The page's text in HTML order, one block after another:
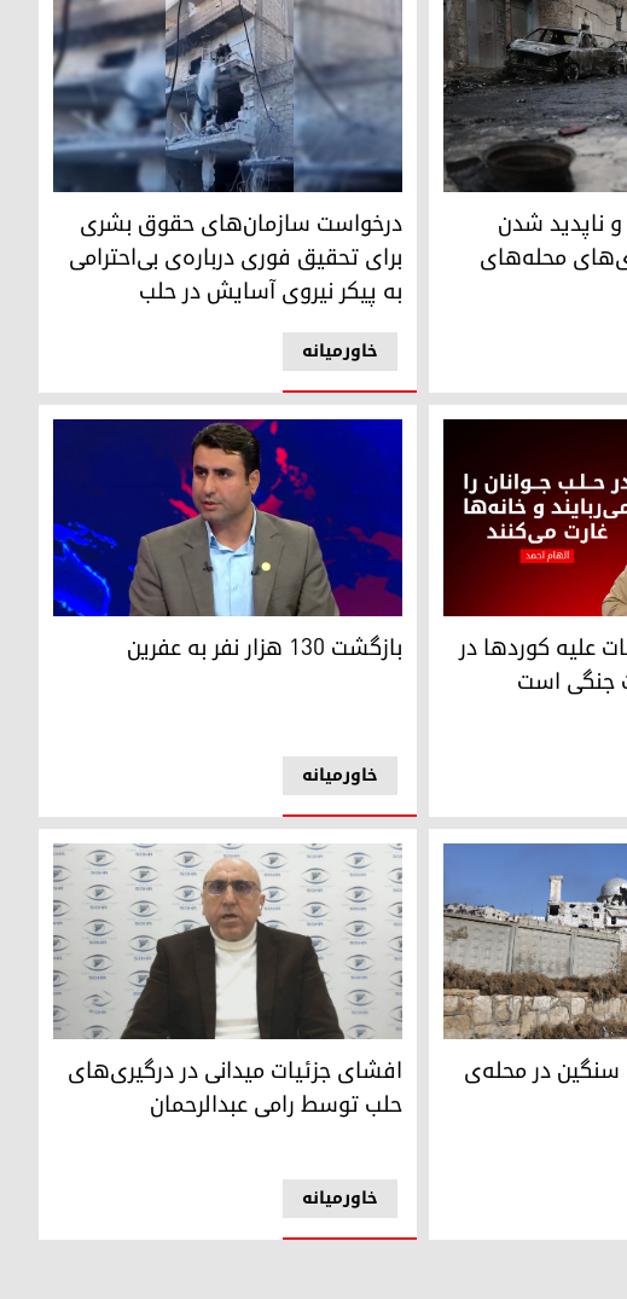
و شیخ‌ مسعود
۲۱۶ نفر و ناپدید شدن
محله‌های
درخواست سازمان‌های حقوق بشری برای تحقیق
خاورمیانه
درخواست سازمان‌های حقوق بشری
برای تحقیق فوری درباره‌ی بی‌احترامی
به پیکر نیروی آسایش در حلب
علیه کوردها در حلب مصداق جنایت جنگی است
علیه کوردها در
جنگی است
رواج حاجی، عضو هیئت اجرایی مؤسسه‌ی خیریه‌ی
خاورمیانه
بازگشت ۱۳۰ هزار نفر به عفرین
در محله‌ی شیخ‌مقصود حلب
در محله‌ی رامی عبدالرحمان، مدیر دیدبان حقوق بشر سوریه
خاورمیانه
افشای جزئیات میدانی در درگیری‌های
حلب توسط رامی عبدالرحمان